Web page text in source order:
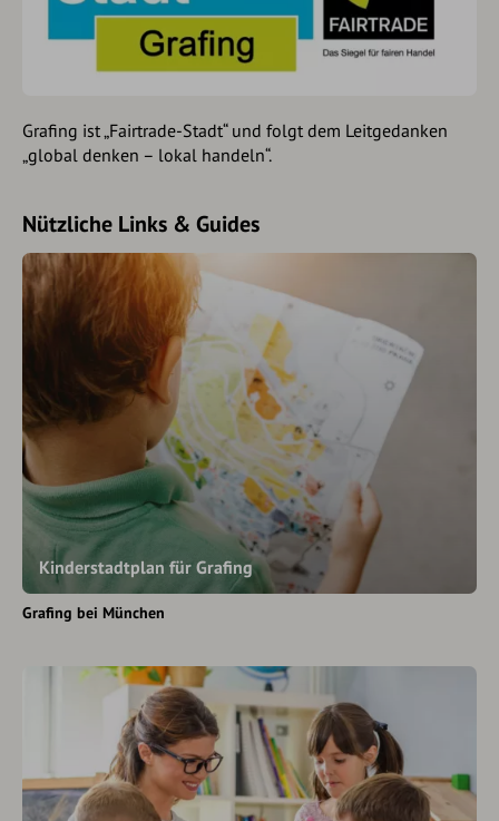
Grafing ist „Fairtrade-Stadt“ und folgt dem Leitgedanken
„global denken – lokal handeln“.
Nützliche Links & Guides
Kinderstadtplan für Grafing
Grafing bei München